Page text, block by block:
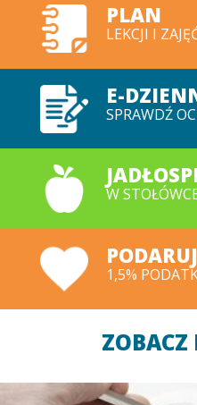
PLAN
LEKCJI I
E-
SPRAWDŹ
W
PODARUJ
1,5%